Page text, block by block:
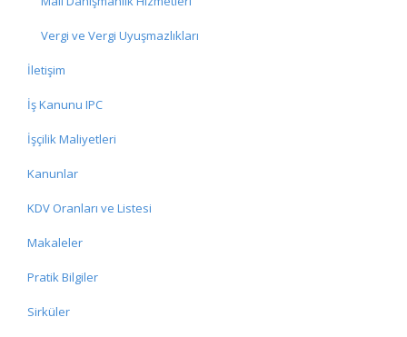
Vergi ve Vergi Uyuşmazlıkları
İletişim
İş Kanunu IPC
İşçilik Maliyetleri
Kanunlar
KDV Oranları ve Listesi
Makaleler
Pratik Bilgiler
Sirküler